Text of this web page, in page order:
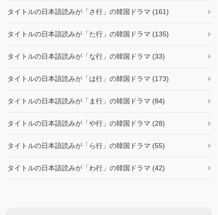
タイトルの日本語読みが「さ行」の韓国ドラマ (161)
タイトルの日本語読みが「た行」の韓国ドラマ (135)
タイトルの日本語読みが「な行」の韓国ドラマ (33)
タイトルの日本語読みが「は行」の韓国ドラマ (173)
タイトルの日本語読みが「ま行」の韓国ドラマ (84)
タイトルの日本語読みが「や行」の韓国ドラマ (28)
タイトルの日本語読みが「ら行」の韓国ドラマ (55)
タイトルの日本語読みが「わ行」の韓国ドラマ (42)